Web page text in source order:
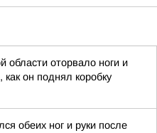
области оторвало ноги и
как он поднял коробку
обеих ног и руки после